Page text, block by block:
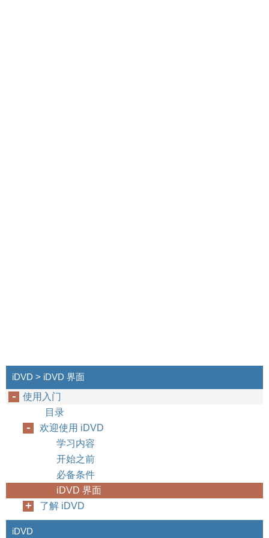
iDVD > iDVD 界面
使用入门
目录
欢迎使用 iDVD
学习内容
开始之前
必备条件
iDVD 界面
了解 iDVD
iDVD